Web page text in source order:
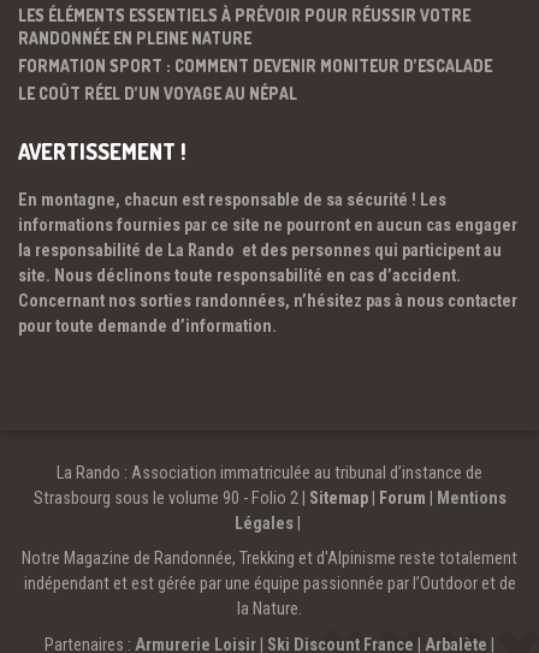
LES ÉLÉMENTS ESSENTIELS À PRÉVOIR POUR RÉUSSIR VOTRE
RANDONNÉE EN PLEINE NATURE
FORMATION SPORT : COMMENT DEVENIR MONITEUR D’ESCALADE
LE COÛT RÉEL D’UN VOYAGE AU NÉPAL
AVERTISSEMENT !
En montagne, chacun est responsable de sa sécurité ! Les
informations fournies par ce site ne pourront en aucun cas engager
la responsabilité de La Rando et des personnes qui participent au
site. Nous déclinons toute responsabilité en cas d’accident.
Concernant nos sorties randonnées, n’hésitez pas à nous contacter
pour toute demande d’information.
La Rando : Association immatriculée au tribunal d’instance de
Strasbourg sous le volume 90 - Folio 2 | Sitemap| Forum | Mentions
Légales |
Notre Magazine de Randonnée, Trekking et d'Alpinisme reste totalement
indépendant et est gérée par une équipe passionnée par l’Outdoor et de
la Nature.
Partenaires : Armurerie Loisir Ski Discount France Arbalète